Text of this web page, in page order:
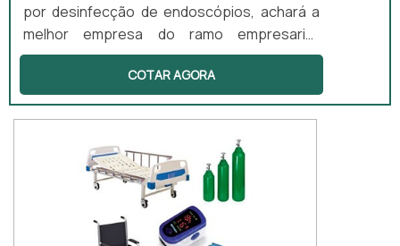
por desinfecção de endoscópios, achará a
melhor empresa do ramo empresarial.
Cotando por meio da própria empresa e
descobrindo a melhor referência em
qualidade. Quando a busca é por
desinfecção de endoscópios, com a equipe
da Sanders do Brasil alcançará assertividade
com preços altamente competitivos.MAIS
DETALHES SOBRE DESINFECÇÃO DE
ENDOSCÓPIOSHá muitas maneiras eficientes
de demonstrar compet...
COTAR AGORA